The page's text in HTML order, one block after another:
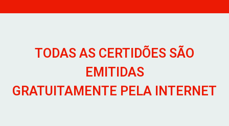
TODAS AS CERTIDÕES SÃO
EMITIDAS
GRATUITAMENTE PELA INTERNET